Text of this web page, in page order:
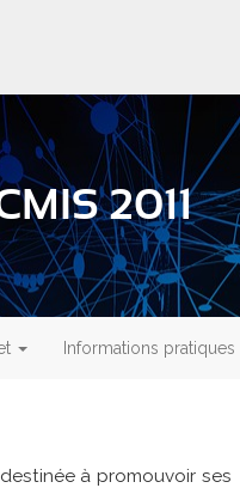
2011
Informations pratiques
à promouvoir ses